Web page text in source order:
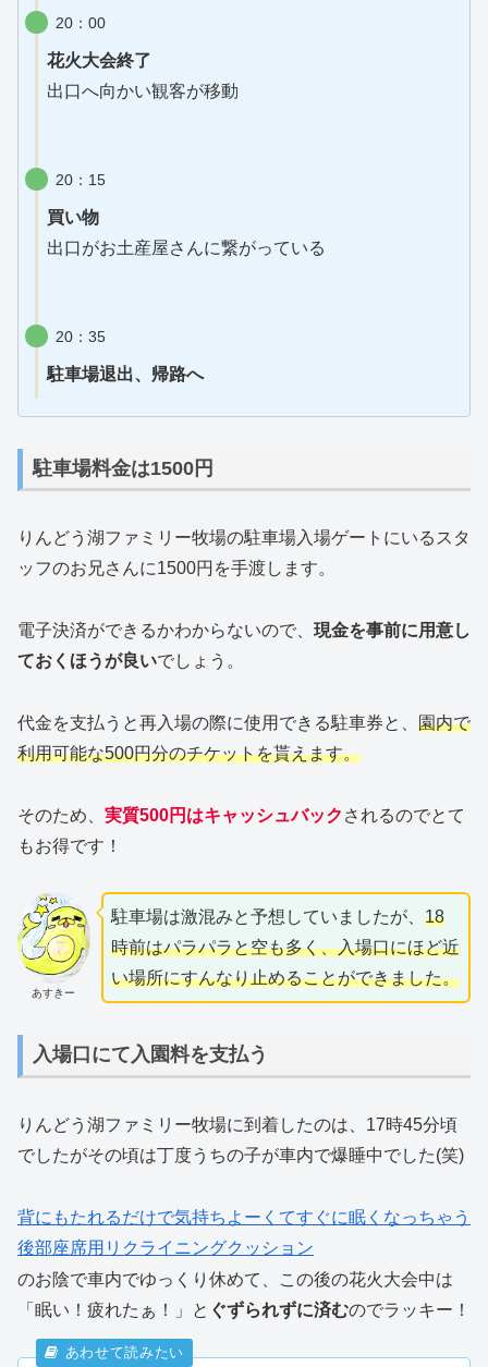
20：00
花火大会終了
出口へ向かい観客が移動
20：15
買い物
出口がお土産屋さんに繋がっている
20：35
駐車場退出、帰路へ
駐車場料金は1500円
りんどう湖ファミリー牧場の駐車場入場ゲートにいるスタ
ッフのお兄さんに1500円を手渡します。
電子決済ができるかわからないので、 現金を事前に用意し
ておくほうが良いでしょう。
代金を支払うと再入場の際に使用できる駐車券と、 園内で
利用可能な500円分のチケットを貰えます。
そのため、 実質500円はキャッシュバック されるのでとて
もお得です！
あすきー
駐車場は激混みと予想していましたが、 18
時前はパラパラと空も多く、入場口にほど近
い場所にすんなり止めることができました。
入場口にて入園料を支払う
りんどう湖ファミリー牧場に到着したのは、17時45分頃
でしたがその頃は丁度うちの子が車内で爆睡中でした(笑)
背にもたれるだけで気持ちよーくてすぐに眠くなっちゃう
後部座席用リクライニングクッション
のお陰で車内でゆっくり休めて、この後の花火大会中は
「眠い！疲れたぁ！」と ぐずられずに済むのでラッキー！